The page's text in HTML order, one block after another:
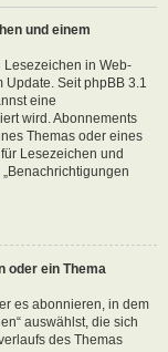
und einem
in Web-
Seit phpBB 3.1
eine
wird. Abonnements
Themas oder eines
Lesezeichen und
oder ein Thema
es abonnieren, in dem
auswählst, die sich
des Themas